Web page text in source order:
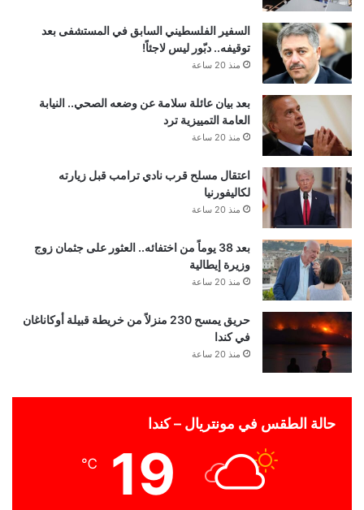
السفير الفلسطيني السابق في المستشفى بعد
توقيفه.. دبّور ليس لاجئاً!
منذ 20 ساعة
بعد بيان عائلة سلامة عن وضعه الصحي.. النيابة
العامة التمييزية ترد
منذ 20 ساعة
اعتقال مسلح قرب نادي ترامب قبل زيارته
لكاليفورنيا
منذ 20 ساعة
بعد 38 يوماً من اختفائه.. العثور على جثمان زوج
وزيرة إيطالية
منذ 20 ساعة
حريق يمسح 230 منزلاً من خريطة قبيلة أوكاناغان
في كندا
منذ 20 ساعة
حالة الطقس في مونتريال – كندا
19
℃